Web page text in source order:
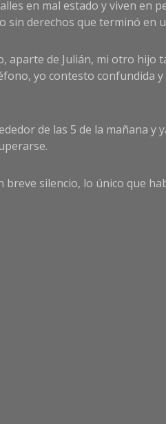
en mal estado y viven en
sin derechos que terminó en
aparte de Julián, mi otro hijo
yo contesto confundida
de las 5 de la mañana y
silencio, lo único que